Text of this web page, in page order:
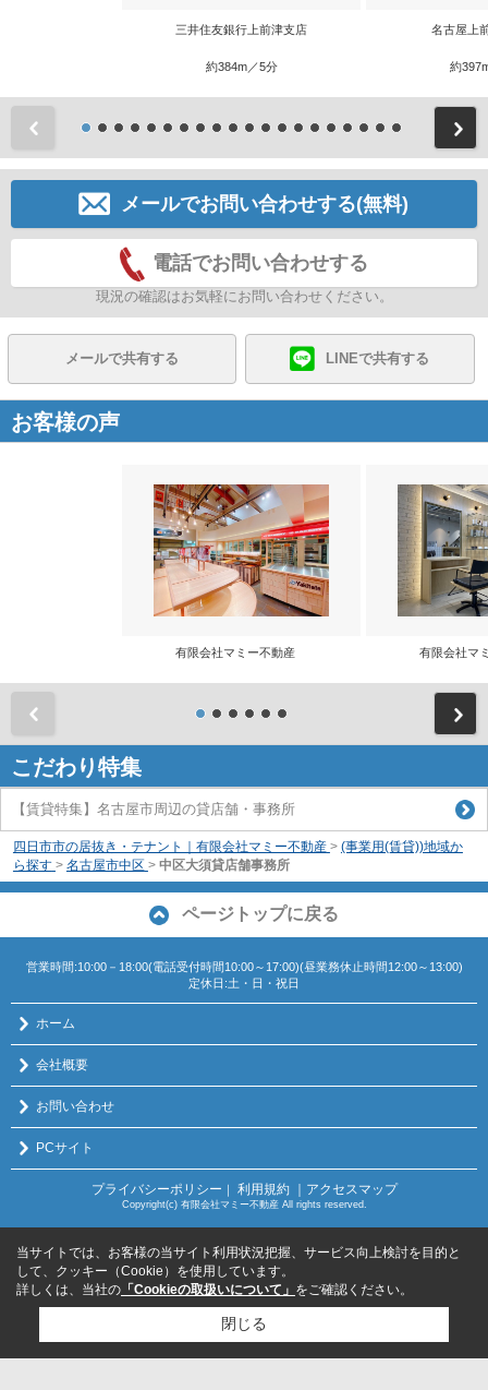
三井住友銀行上前津支店
約384m／5分
名古屋上
約
メールでお問い合わせする(無料)
電話でお問い合わせする
現況の確認はお気軽にお問い合わせください。
メールで共有する LINEで共有する
お客様の声
有限会社マミー不動産 有限会社
こだわり特集
【賃貸特集】名古屋市周辺の貸店舗・事務所
四日市市の居抜き・テナント｜有限会社マミー不動産 > (事業用(賃貸))地域か
ら探す > 名古屋市中区 > 中区大須貸店舗事務所
ページトップに戻る
営業時間:10:00－18:00(電話受付時間10:00～17:00)(昼業務休止時間12:00～13:00)
定休日:土・日・祝日
ホーム
会社概要
お問い合わせ
PCサイト
プライバシーポリシー ｜ 利用規約 ｜アクセスマップ
Copyright(c) 有限会社マミー不動産 All rights reserved.
当サイトでは、お客様の当サイト利用状況把握、サービス向上検討を目的と
して、クッキー（Cookie）を使用しています。
詳しくは、当社の 「Cookieの取扱いについて」 をご確認ください。
閉じる